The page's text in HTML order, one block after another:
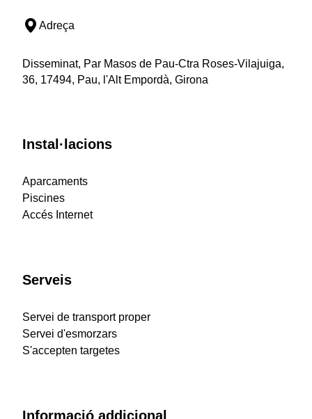
Adreça
Disseminat, Par Masos de Pau-Ctra Roses-Vilajuiga,
36, 17494, Pau, l'Alt Empordà, Girona
Instal·lacions
Aparcaments
Piscines
Accés Internet
Serveis
Servei de transport proper
Servei d'esmorzars
S'accepten targetes
Informació addicional